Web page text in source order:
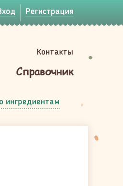
Регистрация
Контакты
Справочник
ингредиентам